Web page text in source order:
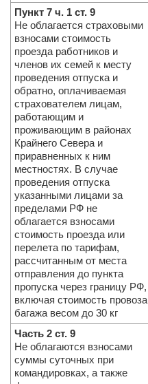
Пункт 7 ч. 1 ст. 9
Не облагается страховыми
взносами стоимость
проезда работников и
членов их семей к месту
проведения отпуска и
обратно, оплачиваемая
страхователем лицам,
работающим и
проживающим в районах
Крайнего Севера и
приравненных к ним
местностях. В случае
проведения отпуска
указанными лицами за
пределами РФ не
облагается взносами
стоимость проезда или
перелета по тарифам,
рассчитанным от места
отправления до пунк­та
пропуска через границу РФ,
включая стоимость провоза
багажа весом до 30 кг
Часть 2 ст. 9
Не облагаются взносами
суммы суточных при
командировках, а также